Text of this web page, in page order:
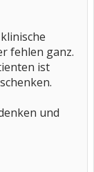
fehlen ganz.
ist
und